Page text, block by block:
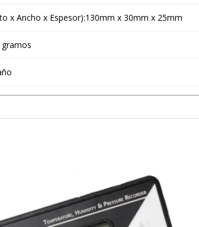
x Ancho x Espesor):130mm x 30mm x 25mm
gramos